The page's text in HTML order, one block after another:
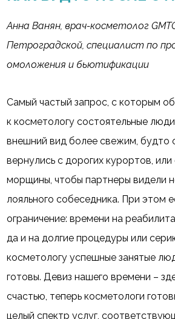
Анна Ванян, врач-косметолог
Петроградской, специалист по
омоложения и бьютификации
Самый частый запрос, с которым
к косметологу состоятельные
внешний вид более свежим, будто
вернулись с дорогих курортов, или
морщины, чтобы партнеры видели
лояльного собеседника. При этом
ограничение: времени на
да и на долгие процедуры или
косметологу успешные занятые
готовы. Девиз нашего времени –
счастью, теперь косметологи
целый спектр услуг,